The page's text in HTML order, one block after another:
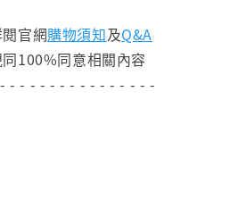
官網購物須知及Q&A
100%同意相關內容
- - - - - - - - - - - - - - -